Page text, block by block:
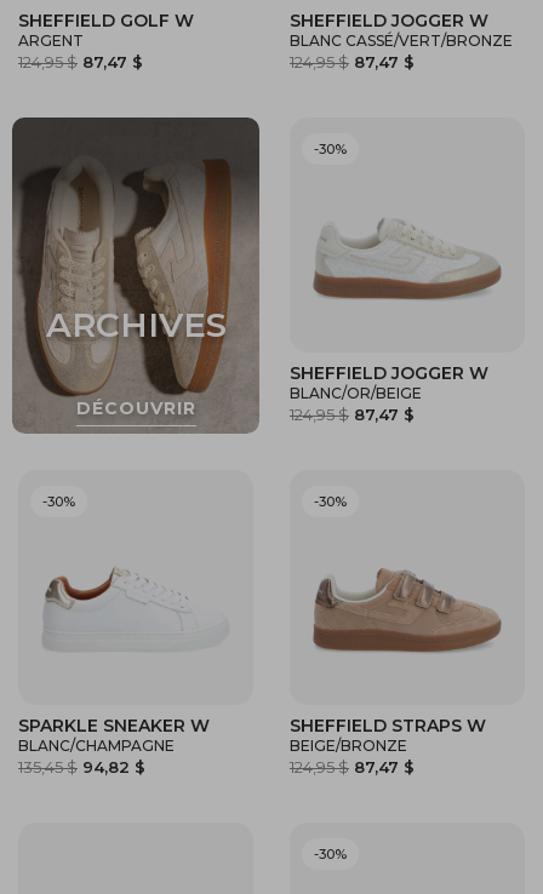
SHEFFIELD GOLF W
ARGENT
124,95 $ 87,47 $
SHEFFIELD JOGGER W
BLANC CASSÉ/VERT/BRONZE
124,95 $ 87,47 $
SHEFFIELD JOGGER W
BLANC/OR/BEIGE
124,95 $ 87,47 $
-30%
SPARKLE SNEAKER W
BLANC/CHAMPAGNE
135,45 $ 94,82 $
-30%
SHEFFIELD STRAPS W
BEIGE/BRONZE
124,95 $ 87,47 $
-30%
-30%